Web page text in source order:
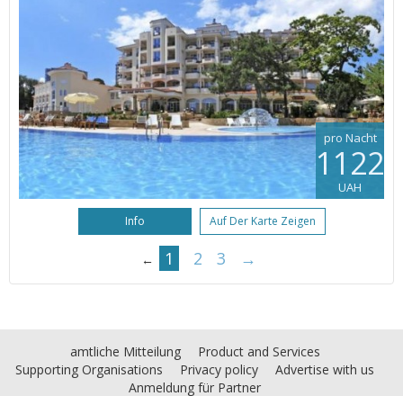
pro Nacht
1122
UAH
Info Auf Der Karte Zeigen
← 1 2 3 →
amtliche Mitteilung
Product and Services
Supporting Organisations
Privacy policy
Advertise with us
Anmeldung für Partner